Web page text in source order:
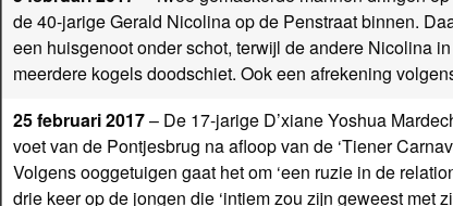
de 40-jarige Gerald Nicolina op de Penstraat binnen.
een huisgenoot onder schot, terwijl de andere Nicolina
meerdere kogels doodschiet. Ook een afrekening
25 februari 2017– De 17-jarige D’xiane Yoshua
voet van de Pontjesbrug na afloop van de ‘Tiener
Volgens ooggetuigen gaat het om ‘een ruzie in de
drie keer op de jongen die ‘intiem zou zijn geweest met